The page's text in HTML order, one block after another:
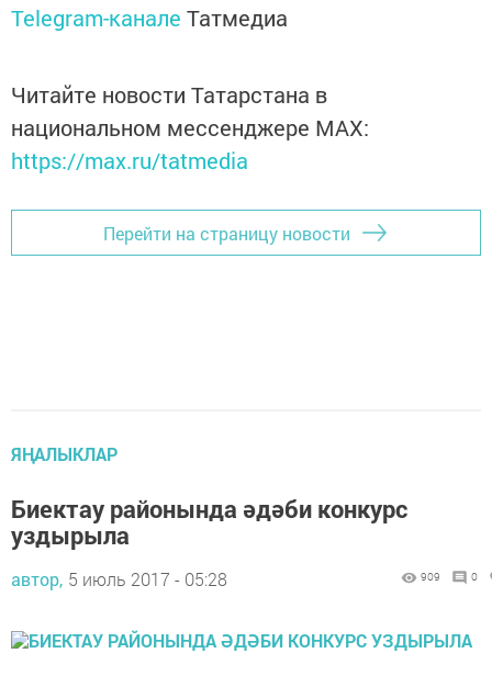
Telegram-канале Татмедиа
Читайте новости Татарстана в
национальном мессенджере MАХ:
https://max.ru/tatmedia
Перейти на страницу новости
ЯҢАЛЫКЛАР
Биектау районында әдәби конкурс
уздырыла
автор, 5 июль 2017 - 05:28 909 0